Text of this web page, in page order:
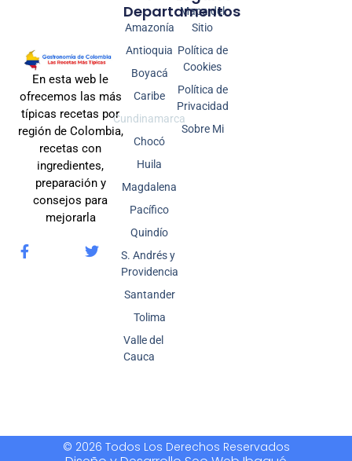
En esta web le
ofrecemos las más
típicas recetas por
región de Colombia,
recetas con
ingredientes,
preparación y
consejos para
mejorarla
Mapa del
Sitio
Política de
Cookies
Política de
Privacidad
Sobre Mi
Departamentos
Amazonía
Antioquia
Boyacá
Caribe
Cundinamarca
Chocó
Huila
Magdalena
Pacífico
Quindío
S. Andrés y
Providencia
Santander
Tolima
Valle del
Cauca
© 2026 Todos Los Derechos Reservados